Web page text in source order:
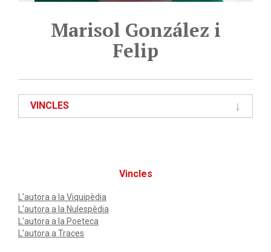
Marisol González i
Felip
VINCLES
Vincles
L'autora a la Viquipèdia
L'autora a la Nulespèdia
L'autora a la Poeteca
L'autora a Traces